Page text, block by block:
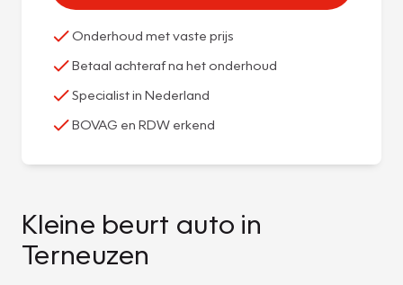
Onderhoud met vaste prijs
Betaal achteraf na het onderhoud
Specialist in Nederland
BOVAG en RDW erkend
Kleine beurt auto in
Terneuzen